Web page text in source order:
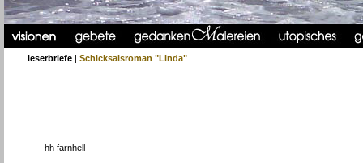
leserbriefe |Schicksalsroman "Linda"
hh farnhell